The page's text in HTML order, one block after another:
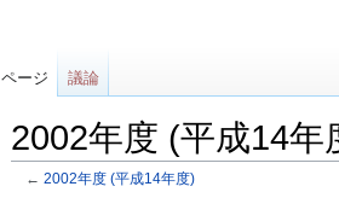
2002年度 (平成14
← 2002年度 (平成14年度)
ページ 議論